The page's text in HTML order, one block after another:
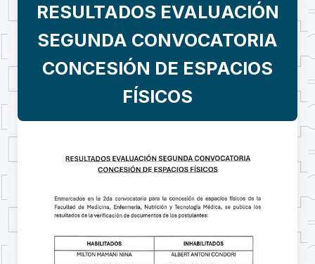
RESULTADOS EVALUACIÓN
SEGUNDA CONVOCATORIA
CONCESIÓN DE ESPACIOS
FÍSICOS